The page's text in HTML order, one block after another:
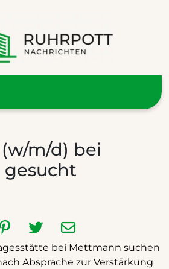
m/d) bei
bei Mettmann suchen
Absprache zur Verstärkung